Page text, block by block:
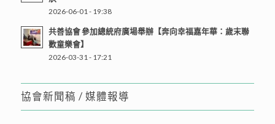
2026-06-01 - 19:38
共善協會 參加總統府廣場舉辦【奔向幸福嘉年華：歲末聯
歡童樂會】
2026-03-31 - 17:21
協會新聞稿 / 媒體報導